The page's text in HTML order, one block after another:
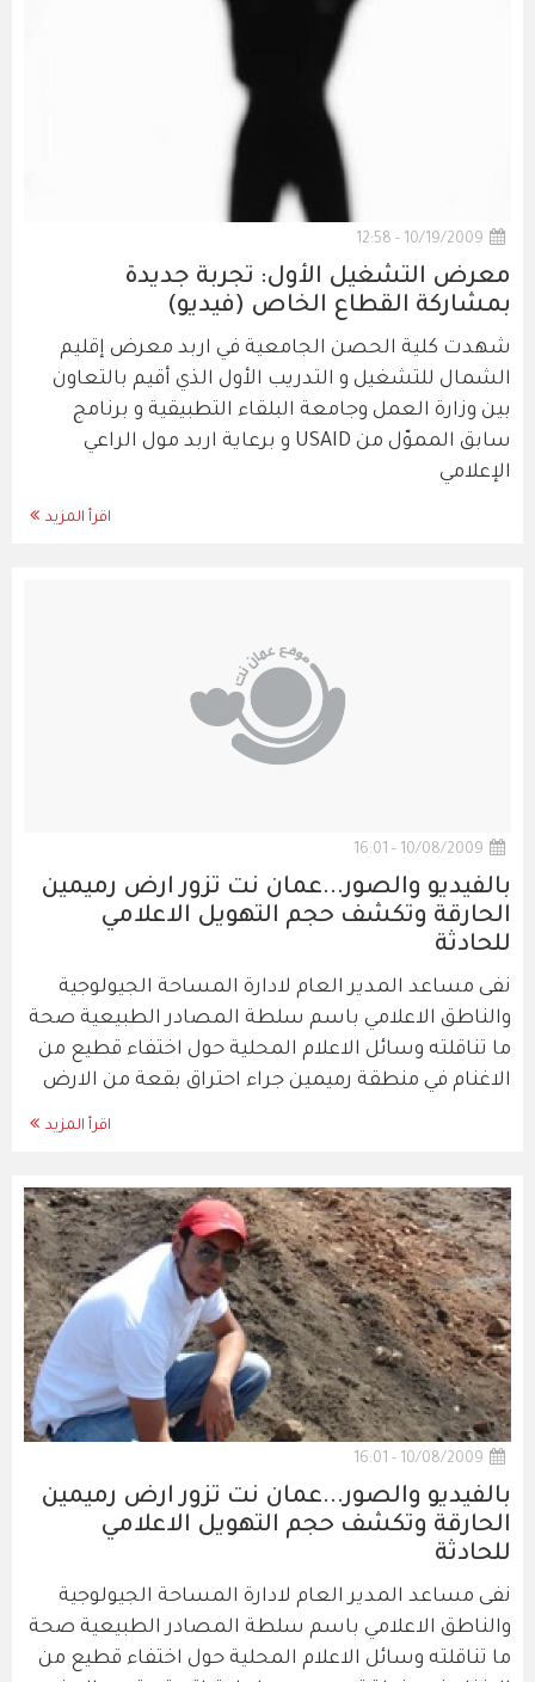
10/19/2009 - 12:58
معرض التشغيل الأول: تجربة جديدة
بمشاركة القطاع الخاص (فيديو)
شهدت كلية الحصن الجامعية في اربد معرض إقليم
الشمال للتشغيل و التدريب الأول الذي أقيم بالتعاون
بين وزارة العمل وجامعة البلقاء التطبيقية و برنامج
سابق المموّل من USAID و برعاية اربد مول الراعي
الإعلامي
اقرأ المزيد
10/08/2009 - 16:01
بالفيديو والصور...عمان نت تزور ارض رميمين
الحارقة وتكشف حجم التهويل الاعلامي
للحادثة
نفى مساعد المدير العام لادارة المساحة الجيولوجية
والناطق الاعلامي باسم سلطة المصادر الطبيعية صحة
ما تناقلته وسائل الاعلام المحلية حول اختفاء قطيع من
الاغنام في منطقة رميمين جراء احتراق بقعة من الارض
اقرأ المزيد
10/08/2009 - 16:01
بالفيديو والصور...عمان نت تزور ارض رميمين
الحارقة وتكشف حجم التهويل الاعلامي
للحادثة
نفى مساعد المدير العام لادارة المساحة الجيولوجية
والناطق الاعلامي باسم سلطة المصادر الطبيعية صحة
ما تناقلته وسائل الاعلام المحلية حول اختفاء قطيع من